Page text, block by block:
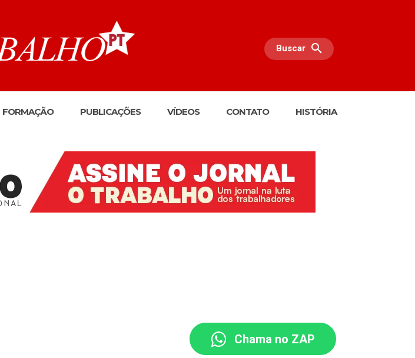
Buscar
FORMAÇÃO PUBLICAÇÕES VÍDEOS CONTATO HISTÓRIA
Chama no ZAP